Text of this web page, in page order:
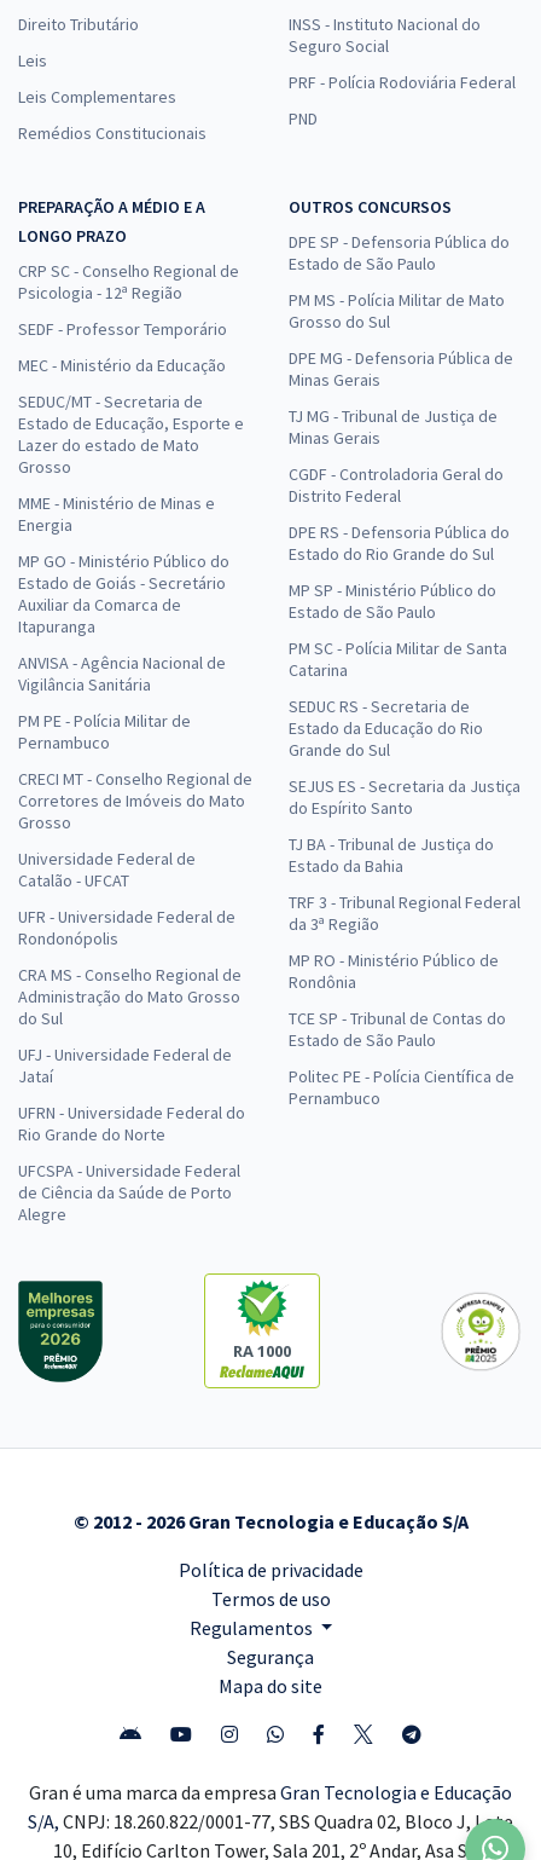
Direito Tributário
Leis
Leis Complementares
Remédios Constitucionais
INSS - Instituto Nacional do
Seguro Social
PRF - Polícia Rodoviária Federal
PND
PREPARAÇÃO A MÉDIO E A
LONGO PRAZO
CRP SC - Conselho Regional de
Psicologia - 12ª Região
SEDF - Professor Temporário
MEC - Ministério da Educação
SEDUC/MT - Secretaria de
Estado de Educação, Esporte e
Lazer do estado de Mato
Grosso
MME - Ministério de Minas e
Energia
MP GO - Ministério Público do
Estado de Goiás - Secretário
Auxiliar da Comarca de
Itapuranga
ANVISA - Agência Nacional de
Vigilância Sanitária
PM PE - Polícia Militar de
Pernambuco
CRECI MT - Conselho Regional de
Corretores de Imóveis do Mato
Grosso
Universidade Federal de
Catalão - UFCAT
UFR - Universidade Federal de
Rondonópolis
CRA MS - Conselho Regional de
Administração do Mato Grosso
do Sul
UFJ - Universidade Federal de
Jataí
UFRN - Universidade Federal do
Rio Grande do Norte
UFCSPA - Universidade Federal
de Ciência da Saúde de Porto
Alegre
OUTROS CONCURSOS
DPE SP - Defensoria Pública do
Estado de São Paulo
PM MS - Polícia Militar de Mato
Grosso do Sul
DPE MG - Defensoria Pública de
Minas Gerais
TJ MG - Tribunal de Justiça de
Minas Gerais
CGDF - Controladoria Geral do
Distrito Federal
DPE RS - Defensoria Pública do
Estado do Rio Grande do Sul
MP SP - Ministério Público do
Estado de São Paulo
PM SC - Polícia Militar de Santa
Catarina
SEDUC RS - Secretaria de
Estado da Educação do Rio
Grande do Sul
SEJUS ES - Secretaria da Justiça
do Espírito Santo
TJ BA - Tribunal de Justiça do
Estado da Bahia
TRF 3 - Tribunal Regional Federal
da 3ª Região
MP RO - Ministério Público de
Rondônia
TCE SP - Tribunal de Contas do
Estado de São Paulo
Politec PE - Polícia Científica de
Pernambuco
RA 1000
© 2012 - 2026 Gran Tecnologia e Educação S/A
Política de privacidade
Termos de uso
Regulamentos
Segurança
Mapa do site
Gran é uma marca da empresa Gran Tecnologia e Educação
S/A, CNPJ: 18.260.822/0001-77, SBS Quadra 02, Bloco J, Lote
10, Edifício Carlton Tower, Sala 201, 2º Andar, Asa Sul,